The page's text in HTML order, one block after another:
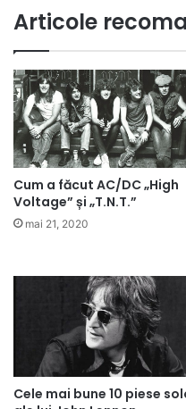
Articole
Cum a făcut AC/DC „High
Voltage” și „T.N.T.”
mai 21, 2020
Cele mai bune 10 piese